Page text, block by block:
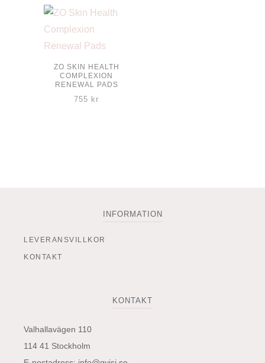
ZO SKIN HEALTH
COMPLEXION
RENEWAL PADS
755 kr
INFORMATION
LEVERANSVILLKOR
KONTAKT
KONTAKT
Valhallavägen 110
114 41 Stockholm